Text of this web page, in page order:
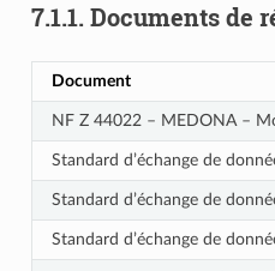
7.1.1. Documents de
Document
NF Z 44022 – MEDONA –
Standard d’échange de
Standard d’échange de
Standard d’échange de